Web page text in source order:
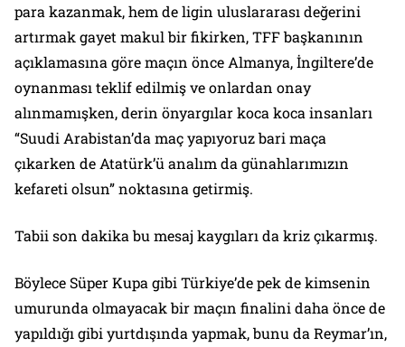
para kazanmak, hem de ligin uluslararası değerini
artırmak gayet makul bir fikirken, TFF başkanının
açıklamasına göre maçın önce Almanya, İngiltere’de
oynanması teklif edilmiş ve onlardan onay
alınmamışken, derin önyargılar koca koca insanları
“Suudi Arabistan’da maç yapıyoruz bari maça
çıkarken de Atatürk’ü analım da günahlarımızın
kefareti olsun” noktasına getirmiş.
Tabii son dakika bu mesaj kaygıları da kriz çıkarmış.
Böylece Süper Kupa gibi Türkiye’de pek de kimsenin
umurunda olmayacak bir maçın finalini daha önce de
yapıldığı gibi yurtdışında yapmak, bunu da Reymar’ın,